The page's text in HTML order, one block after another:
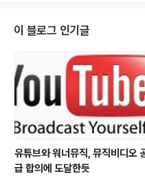
시에 제공받을 수 있었던 것에서 DVD
비스 각각 7.99 달러의 비용을 지불하
가까이 더 내야 하기 때문이다.
중에서 약 60%에 해당하는 고객이 추
나 서비스를 해지해야 하는 상황이다. 그
이 블로그 인기글
유튜브와 워너뮤직, 뮤직비디오
급 합의에 도달한듯